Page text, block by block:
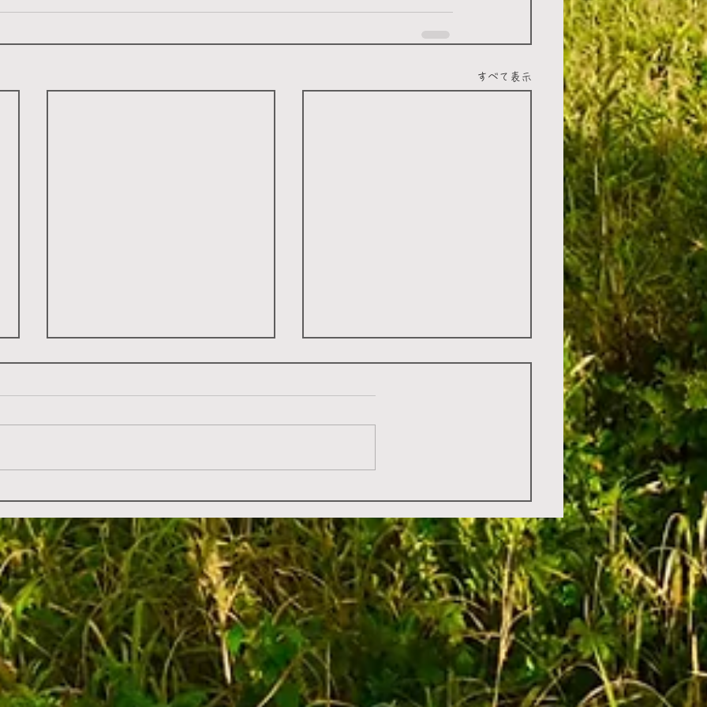
すべて表示
ハギマシコが飛来していまし
た。